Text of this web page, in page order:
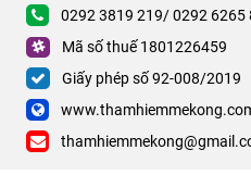
0292 3819 219/ 0292 6265
Mã số thuế 1801226459
Giấy phép số 92-008/2019